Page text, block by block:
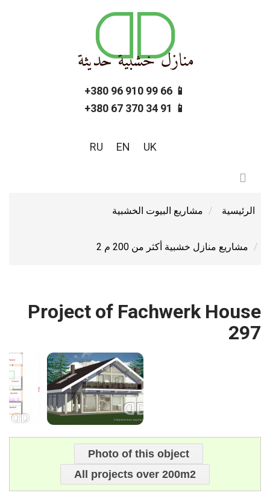
📱 66 99 910 96 380+
📱 91 34 370 67 380+
UK
EN
RU
الرئيسية مشاريع البيوت الخشبية
مشاريع منازل خشبية أكثر من 200 م 2
Project of Fachwerk House
297
Photo of this object
All projects over 200m2